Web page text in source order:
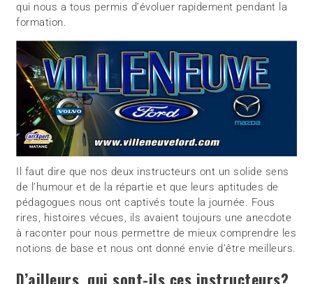
qui nous a tous permis d’évoluer rapidement pendant la
formation.
Il faut dire que nos deux instructeurs ont un solide sens
de l’humour et de la répartie et que leurs aptitudes de
pédagogues nous ont captivés toute la journée. Fous
rires, histoires vécues, ils avaient toujours une anecdote
à raconter pour nous permettre de mieux comprendre les
notions de base et nous ont donné envie d’être meilleurs.
D’ailleurs, qui sont-ils ces instructeurs?